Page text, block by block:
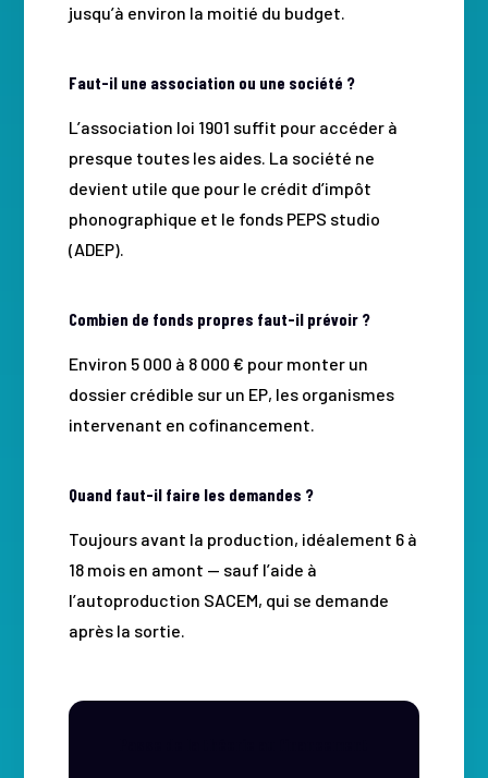
jusqu’à environ la moitié du budget.
Faut-il une association ou une société ?
L’association loi 1901 suffit pour accéder à
presque toutes les aides. La société ne
devient utile que pour le crédit d’impôt
phonographique et le fonds PEPS studio
(ADEP).
Combien de fonds propres faut-il prévoir ?
Environ 5 000 à 8 000 € pour monter un
dossier crédible sur un EP, les organismes
intervenant en cofinancement.
Quand faut-il faire les demandes ?
Toujours avant la production, idéalement 6 à
18 mois en amont — sauf l’aide à
l’autoproduction SACEM, qui se demande
après la sortie.